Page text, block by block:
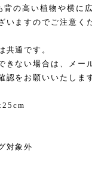
の高い植物や横に
いますのでご注意く
共通です。
きない場合は、メー
認をお願いいたしま
対象外